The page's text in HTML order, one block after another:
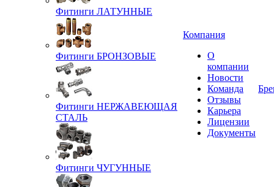
Фитинги ЛАТУННЫЕ
Фитинги БРОНЗОВЫЕ
Фитинги НЕРЖАВЕЮЩАЯ
СТАЛЬ
Фитинги ЧУГУННЫЕ
Компания
О
компании
Новости
Команда
Отзывы
Карьера
Лицензии
Документы